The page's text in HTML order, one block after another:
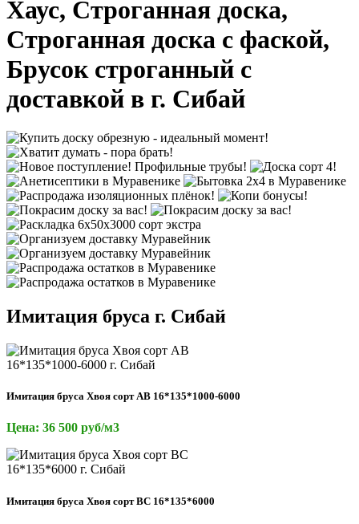
Хаус, Строганная доска,
Строганная доска с фаской,
Брусок строганный с
доставкой в г. Сибай
Имитация бруса г. Сибай
Имитация бруса Хвоя сорт АВ 16*135*1000-6000
Цена: 36 500 руб/м3
Имитация бруса Хвоя сорт ВС 16*135*6000